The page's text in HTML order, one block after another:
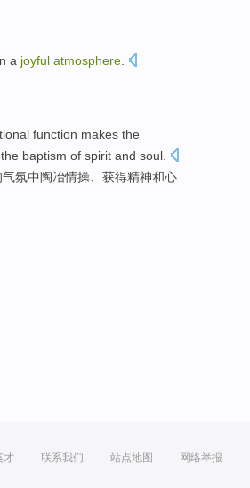
a joyful atmosphere
function makes the
the baptism of spirit and soul
气氛中 陶冶情操、 获得精神和心
才 联系我们 站点地图 网络举报